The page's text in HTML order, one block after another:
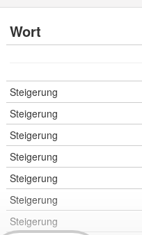
Wort
Steigerung
Steigerung
Steigerung
Steigerung
Steigerung
Steigerung
Steigerung